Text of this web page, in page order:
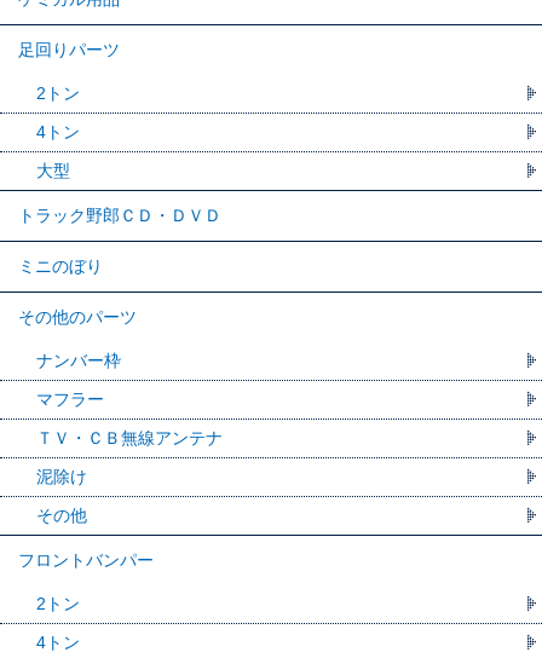
足回りパーツ
2トン
4トン
大型
トラック野郎ＣＤ・ＤＶＤ
ミニのぼり
その他のパーツ
ナンバー枠
マフラー
ＴＶ・ＣＢ無線アンテナ
泥除け
その他
フロントバンパー
2トン
4トン